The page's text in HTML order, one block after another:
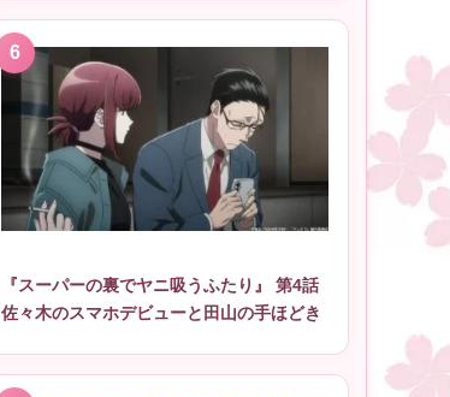
『スーパーの裏でヤニ吸うふたり』 第4話
佐々木のスマホデビューと田山の手ほどき